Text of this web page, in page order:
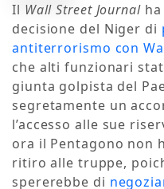
Il Wall Street Journalha
decisione del Niger di
antiterrorismo con
che alti funzionari
giunta golpista del
segretamente un
l’accesso alle sue
ora il Pentagono non
ritiro alle truppe,
spererebbe di